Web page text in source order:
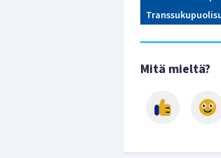
Mitä mieltä?